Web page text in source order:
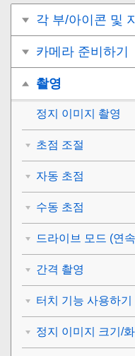
각 부/아이콘 및
카메라 준비하기
촬영
정지 이미지 촬영
초점 조절
자동 초점
수동 초점
드라이브 모드 (연
간격 촬영
터치 기능 사용하기
정지 이미지 크기/